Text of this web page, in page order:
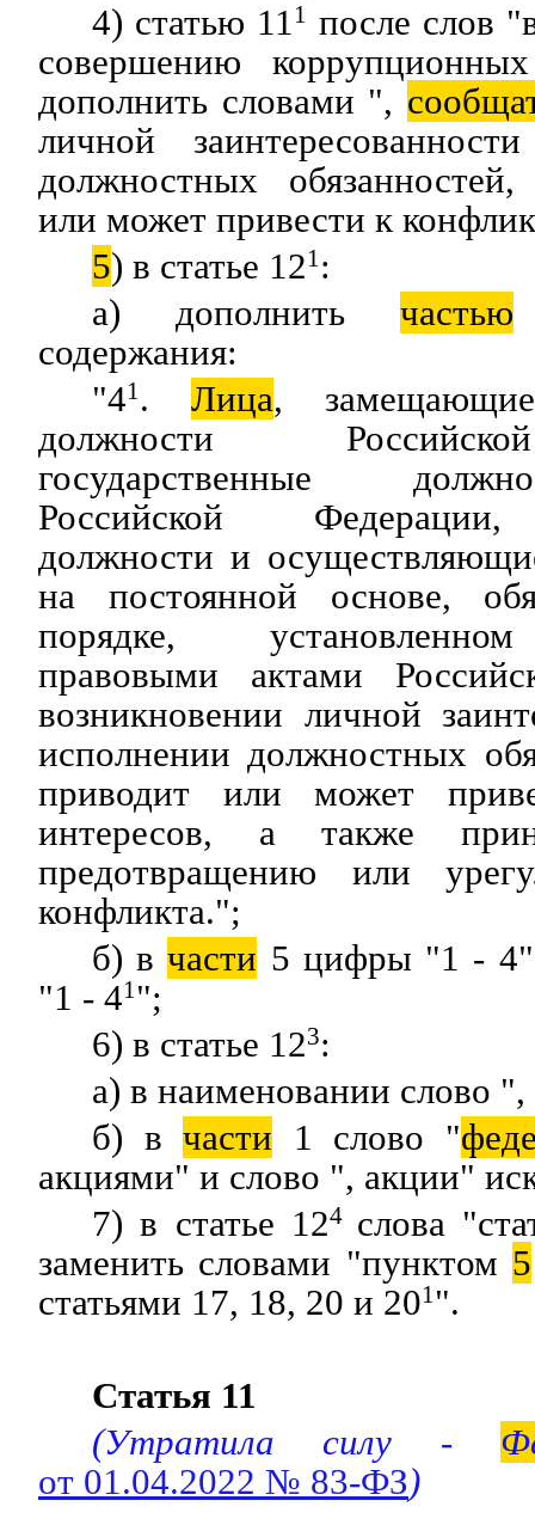
4) статью 111
после слов
совершению
дополнить словами ",
личной
должностных
или может привести к
5) в статье 121 :
а) дополнить частью
содержания:
"41 . Лица, замещающие
должности
государственные
Российской
должности и
на постоянной основе,
порядке,
правовыми актами
возникновении личной
исполнении должностных
приводит или может
интересов, а также
предотвращению или
конфликта.";
б) вчасти 5 цифры "1 - 4"
"1 - 41 ";
6) в статье 123:
а) в наименовании слово
б) вчасти 1 слово "
акциями" и слово ", акции"
7) в статье 124 слова
заменить словами "пунктом 5
статьями 17, 18, 20 и 201 ".
Статья 11
(Утратила силу -
от 01.04.2022 № 83-ФЗ)